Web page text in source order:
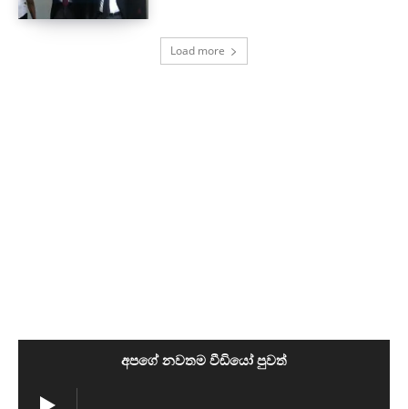
Load more
අපගේ නවතම වීඩියෝ පුවත්